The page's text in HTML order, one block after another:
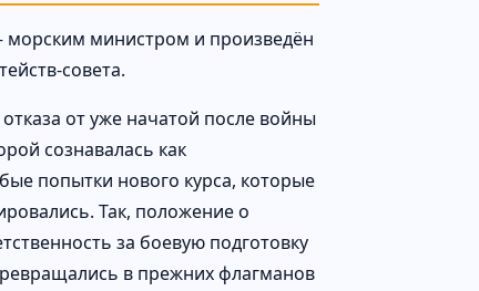
морским министром и произведён
совета.
от уже начатой после войны
сознавалась как
попытки нового курса, которые
Так, положение о
за боевую подготовку
в прежних флагманов